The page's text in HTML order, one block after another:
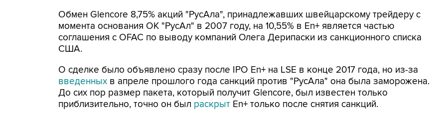
Обмен Glencore 8,75% акций "РусАла", принадлежавших швейцарскому трейдеру с
момента основания ОК "РусАл" в 2007 году, на 10,55% в En+ является частью
соглашения с OFAC по выводу компаний Олега Дерипаски из санкционного списка
США.
О сделке было объявлено сразу после IPO En+ на LSE в конце 2017 года, но из-за
введенных в апреле прошлого года санкций против "РусАла" она была заморожена.
До сих пор размер пакета, который получит Glencore, был известен только
приблизительно, точно он был раскрыт En+ только после снятия санкций.